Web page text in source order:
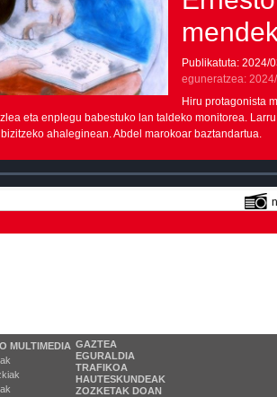
Publikatuta: 2024/
eguneratzea:
Hiru protagonista
eta enplegu babestuko lan taldeko monitorea.
ahaleginean. Abdel marokoar baztandartua.
MULTIMEDIA GAZTEA
EGURALDIA
TRAFIKOA
HAUTESKUNDEAK
ZOZKETAK DOAN